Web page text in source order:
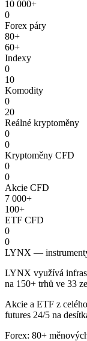
10 000+
0
Forex páry
80+
60+
Indexy
0
10
Komodity
0
20
Reálné kryptoměny
0
0
Kryptoměny CFD
0
0
Akcie CFD
7 000+
100+
ETF CFD
0
0
LYNX —
LYNX využívá
na 150+ trhů ve 33
Akcie a ETF z
futures 24/5 na
Forex: 80+